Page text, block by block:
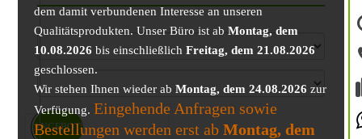
dem damit verbundenen Interesse an unseren
Qualitätsprodukten. Unser Büro ist abMontag, dem
10.08.2026 bis einschließlichFreitag, dem 21.08.2026
geschlossen.
Wir stehen Ihnen wieder abMontag, dem 24.08.2026 zur
Verfügung. Eingehende Anfragen sowie
Bestellungen werden erst abMontag, dem
ANGEBOT!